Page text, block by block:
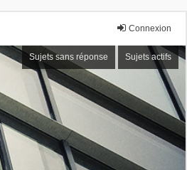
Connexion
Sujets sans réponse Sujets actifs